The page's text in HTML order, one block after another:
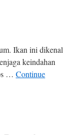
Ikan ini dikenal
keindahan
… Continue